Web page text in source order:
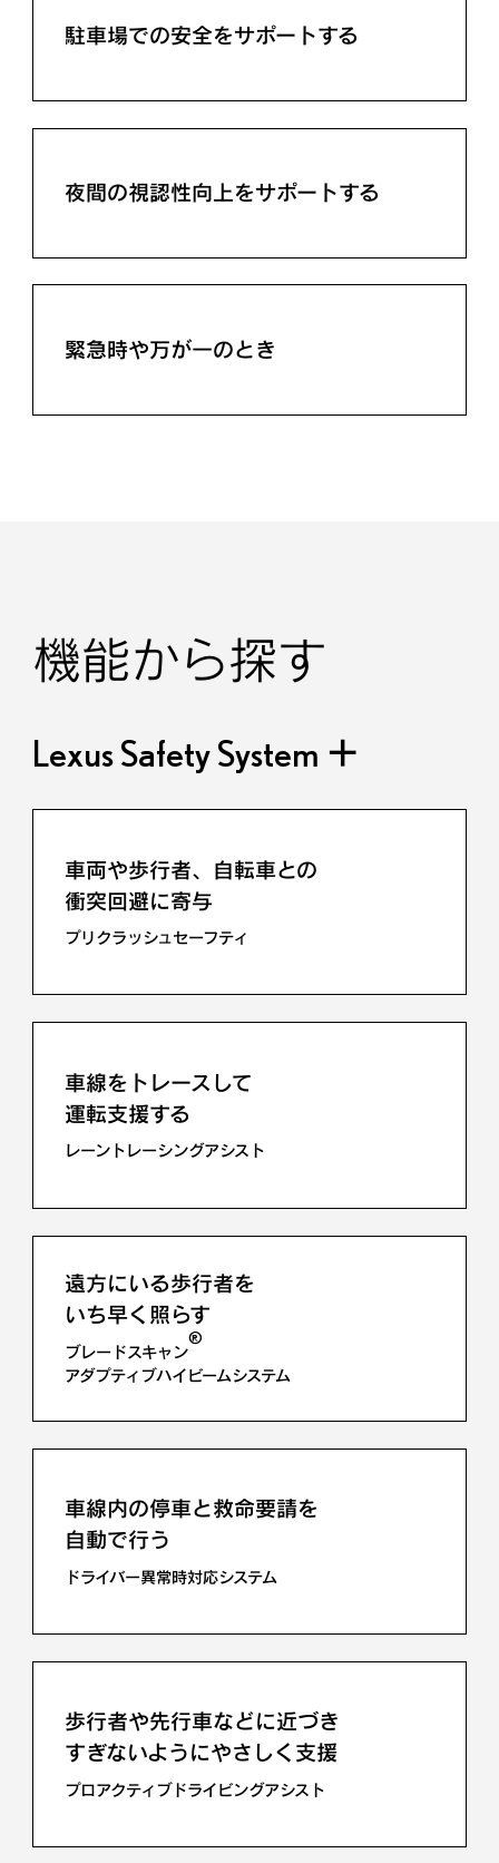
駐車場での安全をサポートする
夜間の視認性向上をサポートする
緊急時や万が一のとき
機能から探す
Lexus Safety System ＋
車両や歩行者、自転車との
衝突回避に寄与
プリクラッシュセーフティ
車線をトレースして
運転支援する
レーントレーシングアシスト
遠方にいる歩行者を
いち早く照らす
ブレードスキャン
®
アダプティブハイビームシステム
車線内の停車と救命要請を
自動で行う
ドライバー異常時対応システム
歩行者や先行車などに近づき
すぎないようにやさしく支援
プロアクティブドライビングアシスト